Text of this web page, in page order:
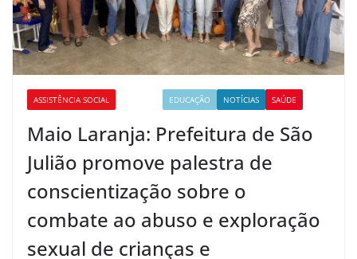
ASSISTÊNCIA SOCIAL EDUCAÇÃO NOTÍCIAS SAÚDE
Maio Laranja: Prefeitura de São
Julião promove palestra de
conscientização sobre o
combate ao abuso e exploração
sexual de crianças e